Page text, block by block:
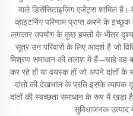
वाले डिसेंसिटाइज़िंग एजेंट्स शामिल
व्हाइटनिंग परिणाम प्राप्त करने के
लगातार उपयोग के कुछ हफ्तों के भीतर
सूत्र उन परिवारों के लिए आदर्श है जो
मिश्रण समाधान की तलाश में हैं—चाहे वह
कर रहे हों या वयस्क हों जो अपने दांतों के
दांतों की देखभाल के प्रति इसके व्यापक
दांतों की स्वच्छता समाधान के रूप में खड़ा
सुविधाजनक उत्पाद